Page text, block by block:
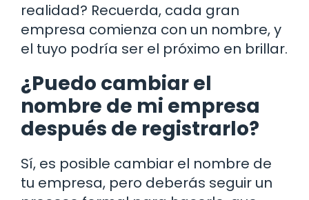
realidad? Recuerda, cada gran
empresa comienza con un nombre, y
el tuyo podría ser el próximo en brillar.
¿Puedo cambiar el
nombre de mi empresa
después de registrarlo?
Sí, es posible cambiar el nombre de
tu empresa, pero deberás seguir un